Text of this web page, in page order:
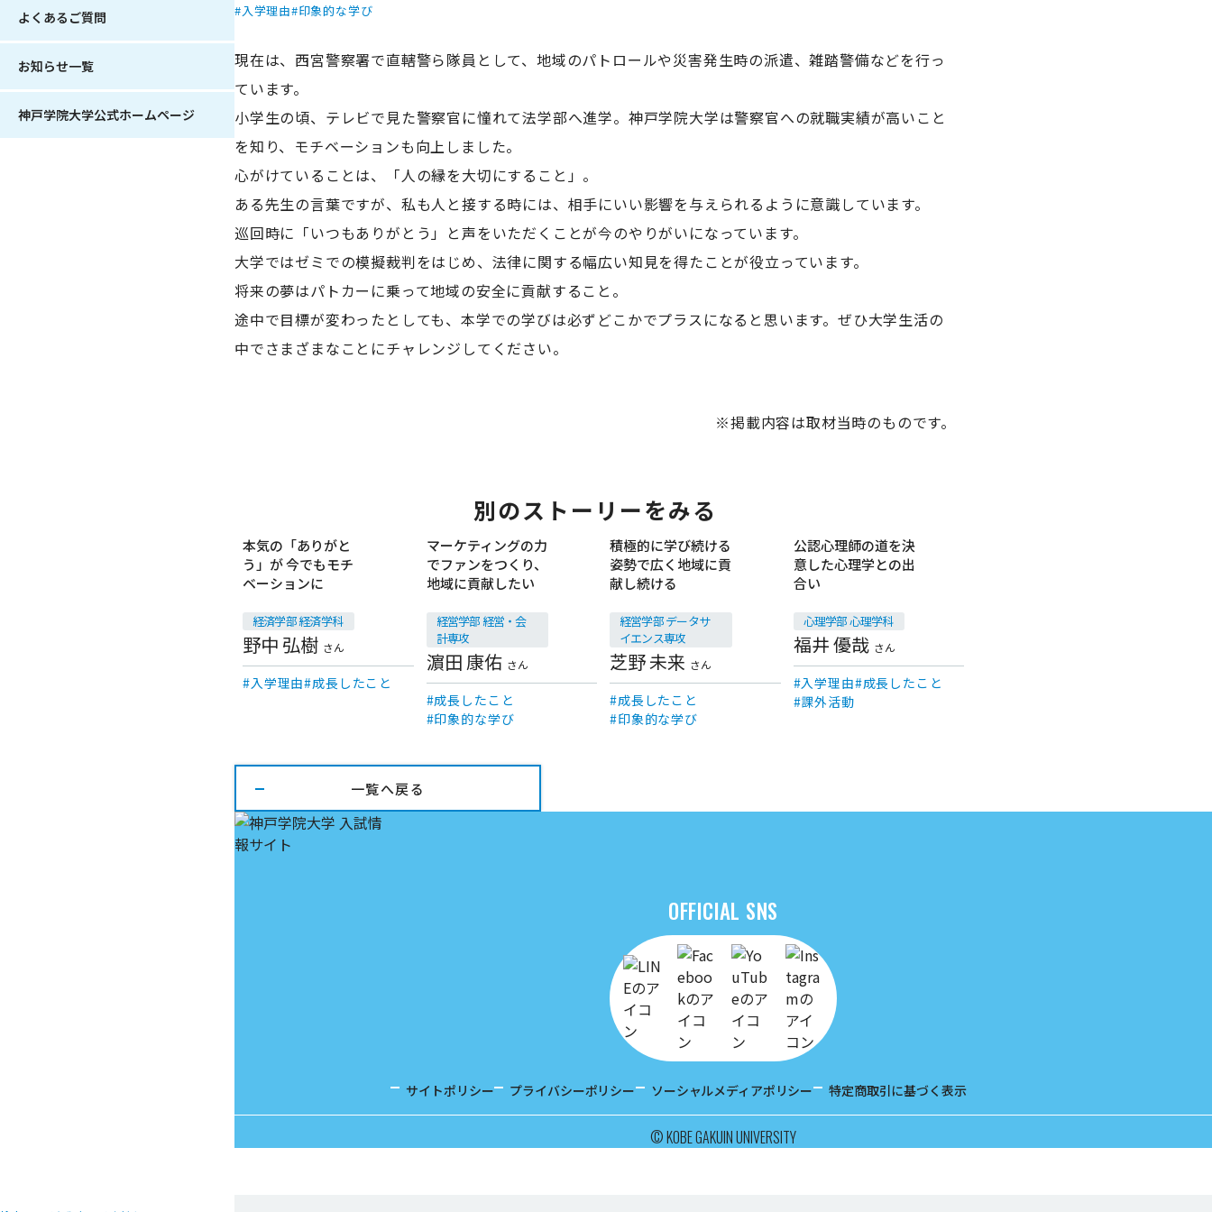
よくあるご質問
お知らせ一覧
神戸学院大学公式ホームページ
入学理由 印象的な学び
現在は、西宮警察署で直轄警ら隊員として、地域のパトロールや災害発生時の派遣、雑踏警備などを行っ
ています。
小学生の頃、テレビで見た警察官に憧れて法学部へ進学。神戸学院大学は警察官への就職実績が高いこと
を知り、モチベーションも向上しました。
心がけていることは、「人の縁を大切にすること」。
ある先生の言葉ですが、私も人と接する時には、相手にいい影響を与えられるように意識しています。
巡回時に「いつもありがとう」と声をいただくことが今のやりがいになっています。
大学ではゼミでの模擬裁判をはじめ、法律に関する幅広い知見を得たことが役立っています。
将来の夢はパトカーに乗って地域の安全に貢献すること。
途中で目標が変わったとしても、本学での学びは必ずどこかでプラスになると思います。ぜひ大学生活の
中でさまざまなことにチャレンジしてください。
※掲載内容は取材当時のものです。
別のストーリーをみる
卒業生
本気の「ありがと
う」が 今でもモチ
ベーションに
経済学部 経済学科
野中 弘樹 さん
入学理由 成長したこと
卒業生
マーケティングの力
でファンをつくり、
地域に貢献したい
経営学部 経営・会
計専攻
濵田 康佑 さん
成長したこと
印象的な学び
卒業生
積極的に学び続ける
姿勢で広く地域に貢
献し続ける
経営学部 データサ
イエンス専攻
芝野 未来 さん
成長したこと
印象的な学び
卒業生
公認心理師の道を決
意した心理学との出
合い
心理学部 心理学科
福井 優哉 さん
入学理由 成長したこと
課外活動
一覧へ戻る
OFFICIAL SNS
サイトポリシー プライバシーポリシー ソーシャルメディアポリシー 特定商取引に基づく表示
© KOBE GAKUIN UNIVERSITY